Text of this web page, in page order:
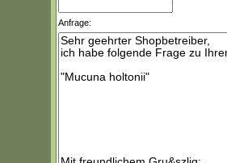
Anfrage: